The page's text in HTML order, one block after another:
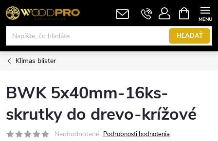
Prejsť
na
obsah
HĽADAŤ
KOŠÍK
Klimas blister
BWK 5x40mm-16ks-
skrutky do drevo-krížové
Neohodnotené Podrobnosti hodnotenia